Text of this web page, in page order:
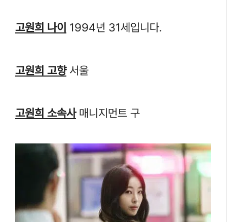
고원희 나이 1994년 31세입니다.
고원희 고향서울
고원희 소속사매니지먼트 구